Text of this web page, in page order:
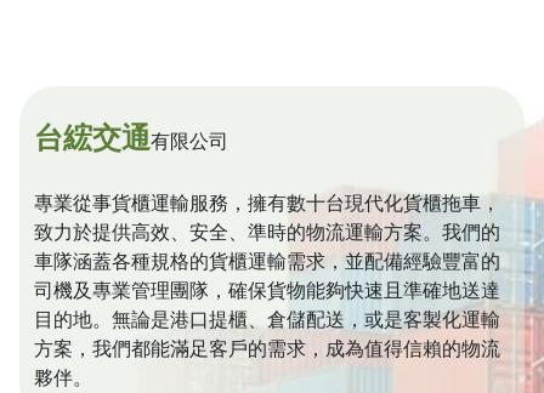
台綋交通有限公司
專業從事貨櫃運輸服務，擁有數十台現代化貨櫃拖車，
致力於提供高效、安全、準時的物流運輸方案。我們的
車隊涵蓋各種規格的貨櫃運輸需求，並配備經驗豐富的
司機及專業管理團隊，確保貨物能夠快速且準確地送達
目的地。無論是港口提櫃、倉儲配送，或是客製化運輸
方案，我們都能滿足客戶的需求，成為值得信賴的物流
夥伴。